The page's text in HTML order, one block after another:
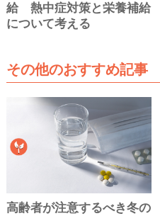
給 熱中症対策と栄養補給
について考える
その他のおすすめ記事
高齢者が注意するべき冬の